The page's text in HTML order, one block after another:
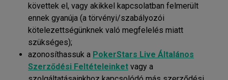
követtek el, vagy akikkel kapcsolatban felmerült
ennek gyanúja (a törvényi/szabályozói
kötelezettségünknek való megfelelés miatt
szükséges);
azonosíthassuk a PokerStars Live Általános
Szerződési Feltételeinket vagy a